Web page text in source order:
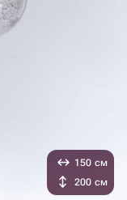
150 см
200 см